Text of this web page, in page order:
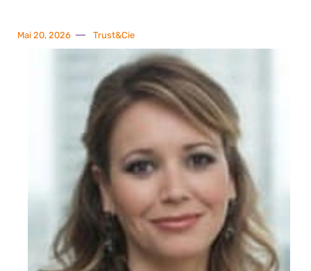
Mai 20, 2026 Trust&Cie